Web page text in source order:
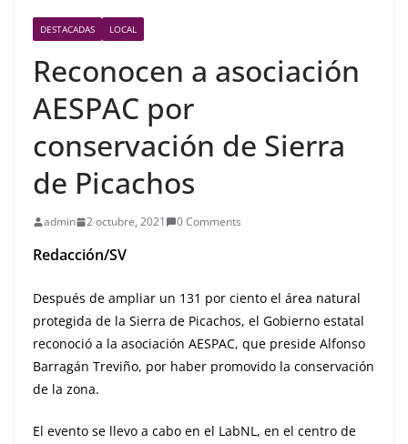
DESTACADAS LOCAL
Reconocen a asociación
AESPAC por
conservación de Sierra
de Picachos
admin 2 octubre, 2021 0 Comments
Redacción/SV
Después de ampliar un 131 por ciento el área natural
protegida de la Sierra de Picachos, el Gobierno estatal
reconoció a la asociación AESPAC, que preside Alfonso
Barragán Treviño, por haber promovido la conservación
de la zona.
El evento se llevo a cabo en el LabNL, en el centro de